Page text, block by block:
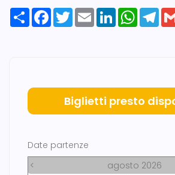
ShareFacebook
TwitterEmail LinkedIn
Biglietti presto
Date partenze
<
agosto 2026